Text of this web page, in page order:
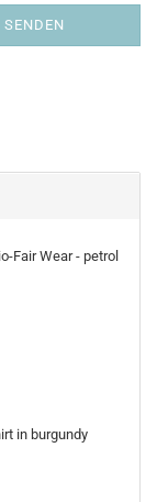
SENDEN
Fair Wear - petrol
in burgundy